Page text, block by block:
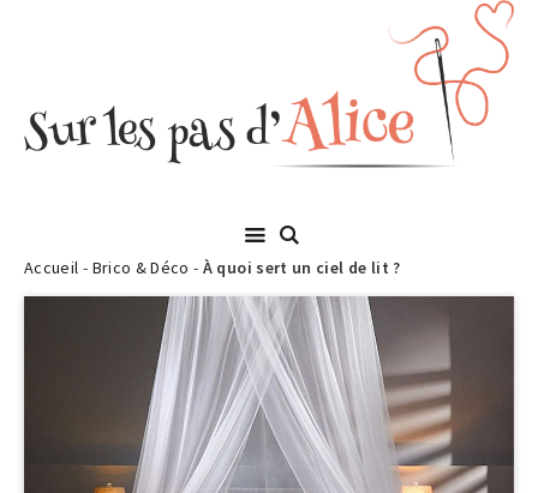
Accueil - Brico & Déco - À quoi sert un ciel de lit ?